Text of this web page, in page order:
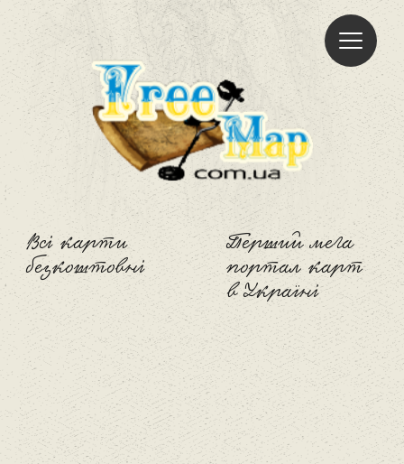
Всі карти
безкоштовні
Freemap
Перший мега
портал карт
в Україні